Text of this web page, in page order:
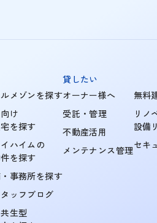
メゾンを探す
け
を探す
ハイムの
を探す
事務所を探す
ッフブログ
生型
貸したい
オーナー様へ
受託・管理
不動産活用
メンテナンス管理
無料
リノ
設備
セキ